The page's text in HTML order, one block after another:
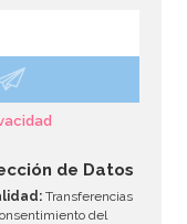
de Datos
Transferencias
del